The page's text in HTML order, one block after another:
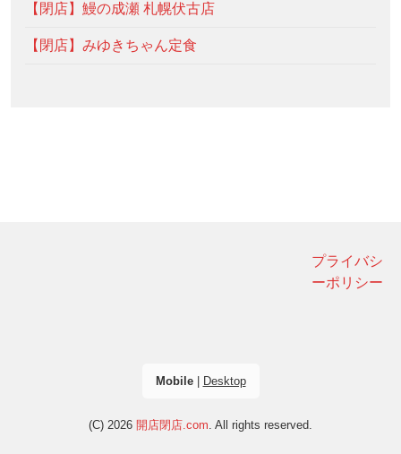
【閉店】鰻の成瀬 札幌伏古店
【閉店】みゆきちゃん定食
プライバシ
ーポリシー
Mobile| Desktop
(C) 2026 開店閉店.com. All rights reserved.